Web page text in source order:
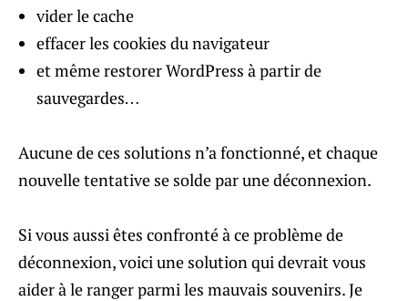
vider le cache
effacer les cookies du navigateur
et même restorer WordPress à partir de
sauvegardes…
Aucune de ces solutions n’a fonctionné, et chaque
nouvelle tentative se solde par une déconnexion.
Si vous aussi êtes confronté à ce problème de
déconnexion, voici une solution qui devrait vous
aider à le ranger parmi les mauvais souvenirs. Je